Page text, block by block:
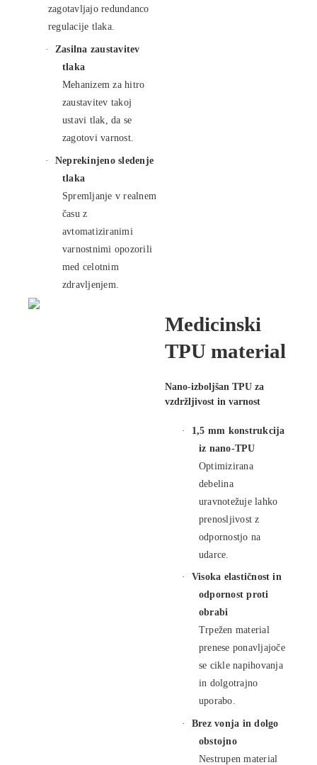
zagotavljajo redundanco
regulacije tlaka.
·
Zasilna zaustavitev
tlaka
Mehanizem za hitro
zaustavitev takoj
ustavi tlak, da se
zagotovi varnost.
·
Neprekinjeno sledenje
tlaka
Spremljanje v realnem
času z
avtomatiziranimi
varnostnimi opozorili
med celotnim
zdravljenjem.
Medicinski
TPU material
Nano-izboljšan TPU za
vzdržljivost in varnost
·
1,5 mm konstrukcija
iz nano-TPU
Optimizirana
debelina
uravnotežuje lahko
prenosljivost z
odpornostjo na
udarce.
·
Visoka elastičnost in
odpornost proti
obrabi
Trpežen material
prenese ponavljajoče
se cikle napihovanja
in dolgotrajno
uporabo.
·
Brez vonja in dolgo
obstojno
Nestrupen material